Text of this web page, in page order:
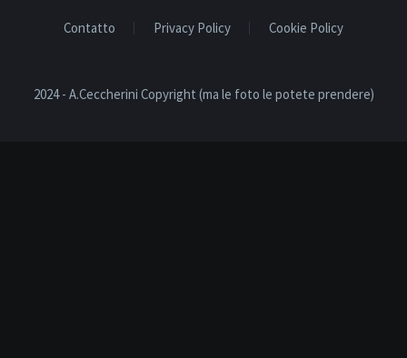
Contatto Privacy Policy Cookie Policy
2024 - A.Ceccherini Copyright (ma le foto le potete prendere)